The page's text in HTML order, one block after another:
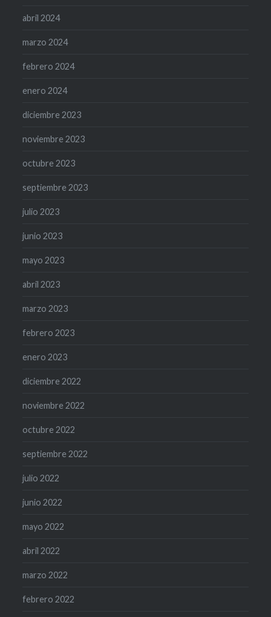
abril 2024
marzo 2024
febrero 2024
enero 2024
diciembre 2023
noviembre 2023
octubre 2023
septiembre 2023
julio 2023
junio 2023
mayo 2023
abril 2023
marzo 2023
febrero 2023
enero 2023
diciembre 2022
noviembre 2022
octubre 2022
septiembre 2022
julio 2022
junio 2022
mayo 2022
abril 2022
marzo 2022
febrero 2022